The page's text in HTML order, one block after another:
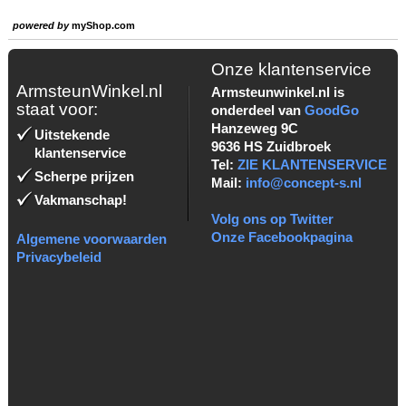
powered bymyShop.com
ArmsteunWinkel.nl
staat voor:
Uitstekende
klantenservice
Scherpe prijzen
Vakmanschap!
Algemene voorwaarden
Privacybeleid
Onze klantenservice
Armsteunwinkel.nl is
onderdeel van GoodGo
Hanzeweg 9C
9636 HS Zuidbroek
Tel: ZIE KLANTENSERVICE
Mail: info@concept-s.nl
Volg ons op Twitter
Onze Facebookpagina